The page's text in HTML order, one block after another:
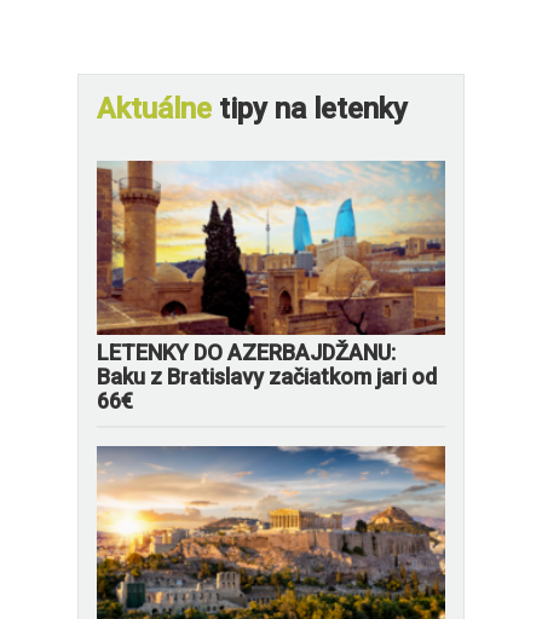
Aktuálne tipy na letenky
LETENKY DO AZERBAJDŽANU:
Baku z Bratislavy začiatkom jari od
66€